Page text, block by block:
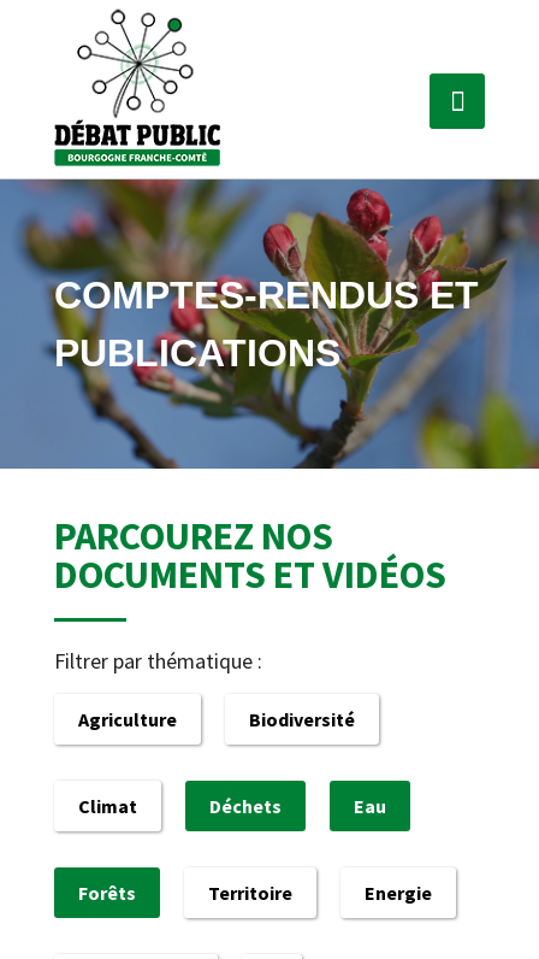
COMPTES-RENDUS ET
PUBLICATIONS
PARCOUREZ NOS
DOCUMENTS ET VIDÉOS
Filtrer par thématique :
Agriculture Biodiversité
Climat Déchets Eau
Forêts Territoire Energie